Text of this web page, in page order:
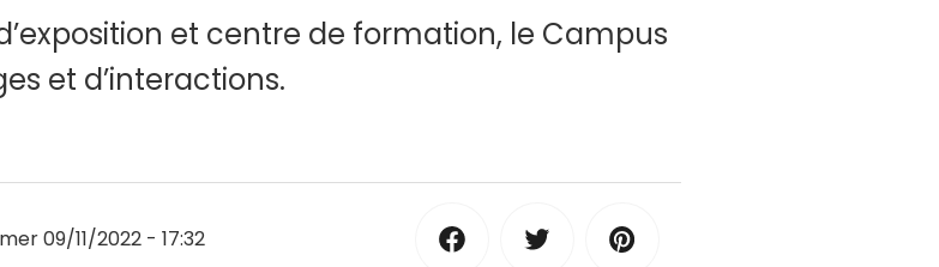
et centre de formation, le Campus
et d’interactions.
mer 09/11/2022 - 17:32